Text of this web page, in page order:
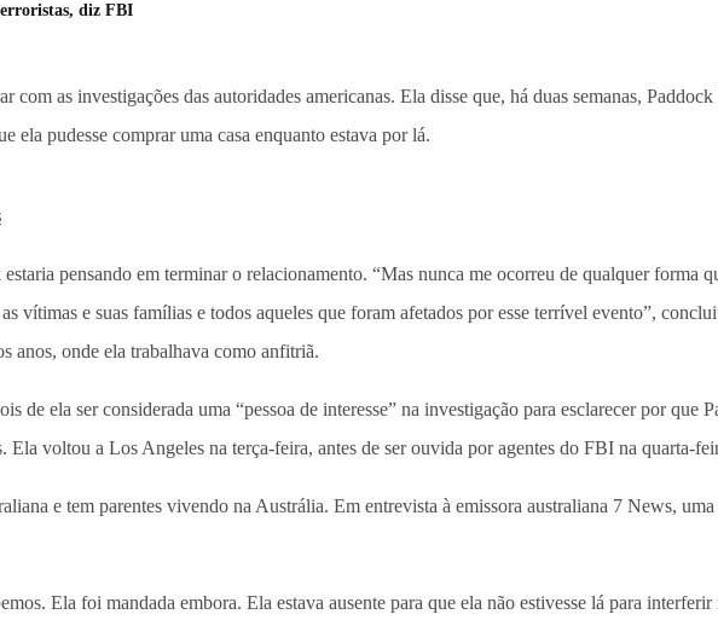
diz FBI
as investigações das autoridades americanas. Ela disse que, há duas semanas,
pudesse comprar uma casa enquanto estava por lá.
pensando em terminar o relacionamento. “Mas nunca me ocorreu de qualquer forma
vítimas e suas famílias e todos aqueles que foram afetados por esse terrível evento”,
anos, onde ela trabalhava como anfitriã.
de ela ser considerada uma “pessoa de interesse” na investigação para esclarecer por
voltou a Los Angeles na terça-feira, antes de ser ouvida por agentes do FBI na quarta-
e tem parentes vivendo na Austrália. Em entrevista à emissora australiana 7 News,
Ela foi mandada embora. Ela estava ausente para que ela não estivesse lá para